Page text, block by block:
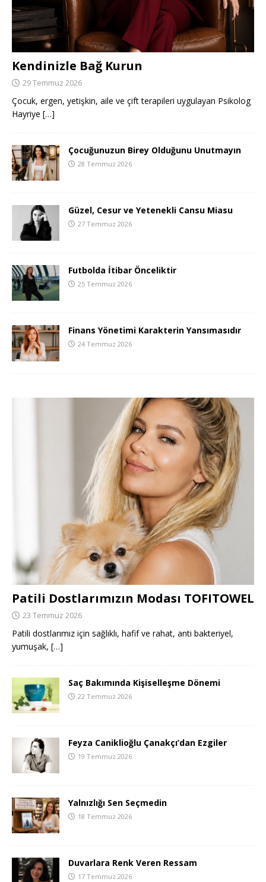
Kendinizle Bağ Kurun
29 Temmuz 2026
Çocuk, ergen, yetişkin, aile ve çift terapileri uygulayan Psikolog
Hayriye […]
Çocuğunuzun Birey Olduğunu Unutmayın
28 Temmuz 2026
Güzel, Cesur ve Yetenekli Cansu Miasu
27 Temmuz 2026
Futbolda İtibar Önceliktir
25 Temmuz 2026
Finans Yönetimi Karakterin Yansımasıdır
24 Temmuz 2026
Patili Dostlarımızın Modası TOFITOWEL
23 Temmuz 2026
Patili dostlarımız için sağlıklı, hafif ve rahat, anti bakteriyel,
yumuşak, […]
Saç Bakımında Kişiselleşme Dönemi
22 Temmuz 2026
Feyza Caniklioğlu Çanakçı’dan Ezgiler
19 Temmuz 2026
Yalnızlığı Sen Seçmedin
18 Temmuz 2026
Duvarlara Renk Veren Ressam
17 Temmuz 2026